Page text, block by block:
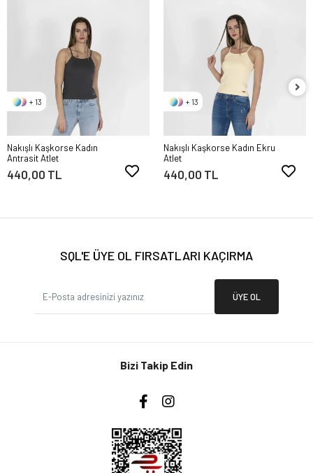
+ 13
Nakışlı Kaşkorse Kadın
Antrasit Atlet
440,00 TL
+ 13
Nakışlı Kaşkorse Kadın Ekru
Atlet
440,00 TL
SQL'E ÜYE OL FIRSATLARI KAÇIRMA
ÜYE OL
Bizi Takip Edin